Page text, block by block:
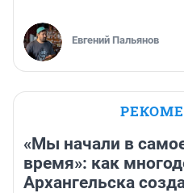
Евгений Пальянов
«Мы начали в
время»: как
Архангельска